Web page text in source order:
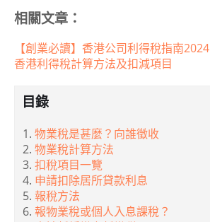
相關文章：
【創業必讀】香港公司利得稅指南2024
香港利得稅計算方法及扣減項目
目錄
物業稅是甚麼？向誰徵收
物業稅計算方法
扣稅項目一覽
申請扣除居所貸款利息
報稅方法
報物業稅或個人入息課稅？